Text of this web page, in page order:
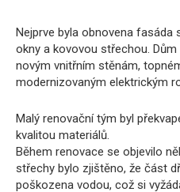
Nejprve byla obnovena fasáda
okny a kovovou střechou.
novým vnitřním stěnám,
modernizovaným elektrickým
Malý renovační tým byl
kvalitou materiálů.
Během renovace se objevilo
střechy bylo zjištěno, že část
poškozena vodou, což si